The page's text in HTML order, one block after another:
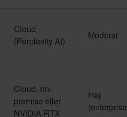
Cloud
(Perplexity AI)
Moderat
Cloud, on-
premise eller
NVIDIA RTX
Høj